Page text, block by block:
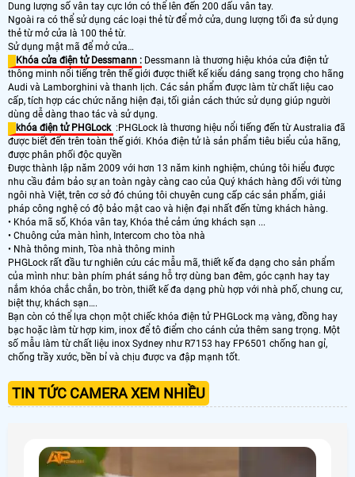
Dung lượng số vân tay cực lớn có thể lên đến 200 dấu vân tay.
Ngoài ra có thể sử dụng các loại thẻ từ để mở cửa, dung lượng tối đa sử dụng
thẻ từ mở cửa là 100 thẻ từ.
Sử dụng mật mã để mở cửa…
Khóa cửa điện tử Dessmann : Dessmann là thương hiệu khóa cửa điện tử
thông minh nổi tiếng trên thế giới được thiết kế kiểu dáng sang trọng cho hãng
Audi và Lamborghini và thanh lịch. Các sản phẩm được làm từ chất liệu cao
cấp, tích hợp các chức năng hiện đại, tối giản cách thức sử dụng giúp người
dùng dễ dàng thao tác và sử dụng.
khóa điện tử PHGLock :PHGLock là thương hiệu nổi tiếng đến từ Australia đã
được biết đến trên toàn thế giới. Khóa điện tử là sản phẩm tiêu biểu của hãng,
được phân phối độc quyền
Được thành lập năm 2009 với hơn 13 năm kinh nghiệm, chúng tôi hiểu được
nhu cầu đảm bảo sự an toàn ngày càng cao của Quý khách hàng đối với từng
ngôi nhà Việt, trên cơ sở đó chúng tôi chuyên cung cấp các sản phẩm, giải
pháp công nghệ có độ bảo mật cao và hiện đại nhất đến từng khách hàng.
• Khóa mã số, Khóa vân tay, Khóa thẻ cảm ứng khách sạn ...
• Chuông cửa màn hình, Intercom cho tòa nhà
• Nhà thông minh, Tòa nhà thông minh
PHGLock rất đầu tư nghiên cứu các mẫu mã, thiết kế đa dạng cho sản phẩm
của mình như: bàn phím phát sáng hỗ trợ dùng ban đêm, góc cạnh hay tay
nắm khóa chắc chắn, bo tròn, thiết kế đa dạng phù hợp với nhà phố, chung cư,
biệt thự, khách sạn….
Bạn còn có thể lựa chọn một chiếc khóa điện tử PHGLock mạ vàng, đồng hay
bạc hoặc làm từ hợp kim, inox để tô điểm cho cánh cửa thêm sang trọng. Một
số mẫu làm từ chất liệu inox Sydney như R7153 hay FP6501 chống han gỉ,
chống trầy xước, bền bỉ và chịu được va đập mạnh tốt.
TIN TỨC CAMERA XEM NHIỀU